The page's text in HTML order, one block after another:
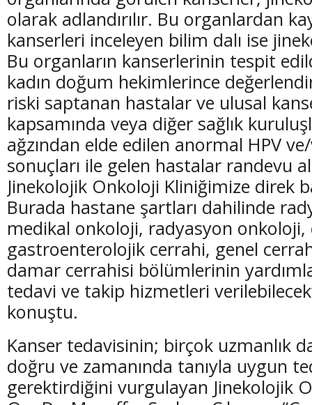
olarak adlandırılır. Bu organlardan
kanserleri inceleyen bilim dalı ise
Bu organların kanserlerinin tespit
kadın doğum hekimlerince
riski saptanan hastalar ve ulusal
kapsamında veya diğer sağlık
ağzından elde edilen anormal HPV
sonuçları ile gelen hastalar randevu
Jinekolojik Onkoloji Kliniğimize direk
Burada hastane şartları dahilinde
medikal onkoloji, radyasyon
gastroenterolojik cerrahi, genel
damar cerrahisi bölümlerinin
tedavi ve takip hizmetleri
konuştu.
Kanser tedavisinin; birçok uzmanlık
doğru ve zamanında tanıyla uygun
gerektirdiğini vurgulayan Jinekolojik